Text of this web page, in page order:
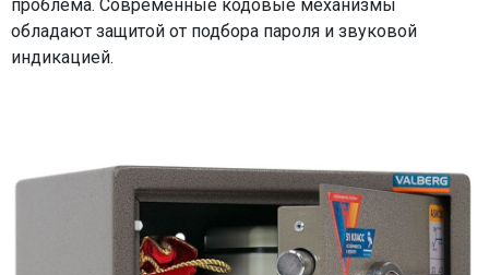
проблема. Современные кодовые механизмы
обладают защитой от подбора пароля и звуковой
индикацией.